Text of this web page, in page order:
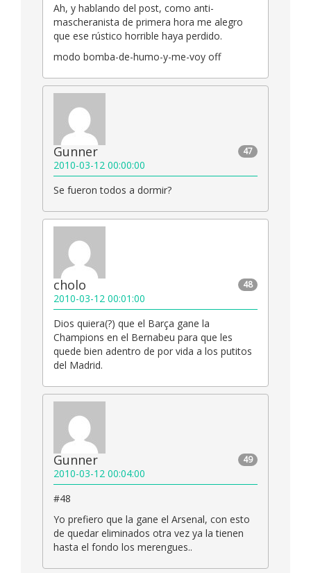
Ah, y hablando del post, como anti-
mascheranista de primera hora me alegro
que ese rústico horrible haya perdido.
modo bomba-de-humo-y-me-voy off
47
Gunner
2010-03-12 00:00:00
Se fueron todos a dormir?
48
cholo
2010-03-12 00:01:00
Dios quiera(?) que el Barça gane la
Champions en el Bernabeu para que les
quede bien adentro de por vida a los putitos
del Madrid.
49
Gunner
2010-03-12 00:04:00
#48
Yo prefiero que la gane el Arsenal, con esto
de quedar eliminados otra vez ya la tienen
hasta el fondo los merengues..